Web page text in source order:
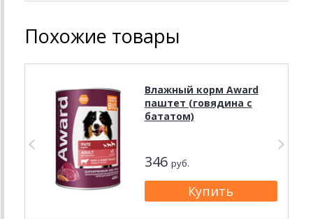
Похожие товары
Влажный корм Award
паштет (говядина с
бататом)
346 руб.